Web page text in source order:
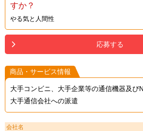
すか？
やる気と人間性
応募する
商品・サービス情報
大手コンビニ、大手企業等の通信機器及び
大手通信会社への派遣
会社名